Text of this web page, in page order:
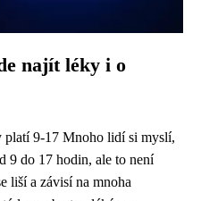
najít léky i o
platí 9-17 Mnoho lidí si myslí,
9 do 17 hodin, ale to není
liší a závisí na mnoha